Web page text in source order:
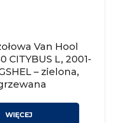
Van Hool
CITYBUS L, 2001-
– zielona,